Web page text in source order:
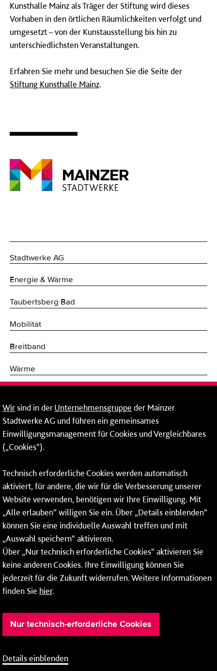
Kunsthalle Mainz als Träger der Stiftung wird dieses
Vorhaben in den örtlichen Räumlichkeiten verfolgt und
umgesetzt – von der Kunstausstellung bis hin zu
unterschiedlichsten Veranstaltungen.
Erfahren Sie mehr und besuchen Sie die Seite der
Stiftung Kunsthalle Mainz.
Stadtwerke AG
Energie & Wärme
Taubertsberg Bad
Mobilität
Breitband
Wärme
Erneuerbare Energien
Netze
Rheinallee 41
55118 Mainz
Tel.:06131 - 12 78 78
Fax: 06131 - 12 78 77
Wirsind in derUnternehmensgruppe der Mainzer
Stadtwerke AG und führen ein gemeinsames
Einwilligungsmanagement für Cookies und Vergleichbares
(„Cookies“).
Technisch erforderliche Cookies werden automatisch
aktiviert, für andere, die wir für die Verbesserung unserer
Website verwenden, benötigen wir Ihre Einwilligung. Mit
„Alle erlauben“ willigen Sie ein. Über „Details einblenden“
können Sie eine individuelle Auswahl treffen und mit
„Auswahl speichern“ aktivieren.
Über „Nur technisch erforderliche Cookies“ aktivieren Sie
keine anderen Cookies. Ihre Einwilligung können Sie
jederzeit für die Zukunft widerrufen. Weitere Informationen
finden Sie hier.
Nur technisch-erforderliche Cookies
Details einblenden